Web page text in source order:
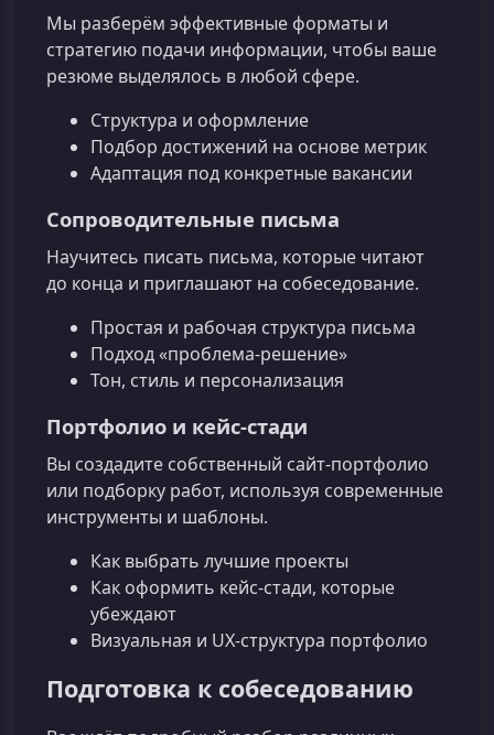
Мы разберём эффективные форматы и
стратегию подачи информации, чтобы ваше
резюме выделялось в любой сфере.
Структура и оформление
Подбор достижений на основе метрик
Адаптация под конкретные вакансии
Сопроводительные письма
Научитесь писать письма, которые читают
до конца и приглашают на собеседование.
Простая и рабочая структура письма
Подход «проблема‑решение»
Тон, стиль и персонализация
Портфолио и кейс-стади
Вы создадите собственный сайт-портфолио
или подборку работ, используя современные
инструменты и шаблоны.
Как выбрать лучшие проекты
Как оформить кейс-стади, которые
убеждают
Визуальная и UX-структура портфолио
Подготовка к собеседованию